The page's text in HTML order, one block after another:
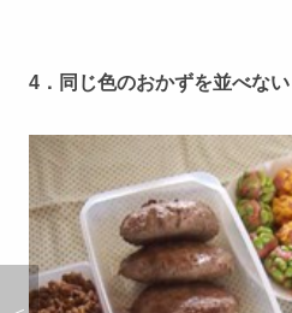
4．同じ色のおかずを並べない